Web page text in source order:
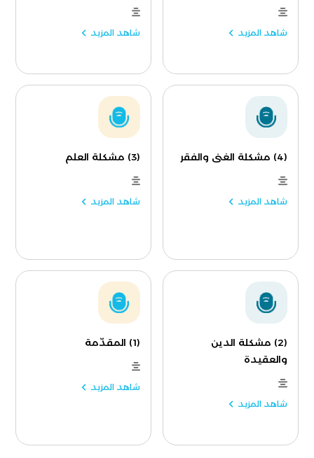
شاهد المزيد شاهد المزيد
(4) مشكلة الغنى والفقر
شاهد المزيد
(3) مشكلة العلم
شاهد المزيد
(2) مشكلة الدين
والعقيدة
شاهد المزيد
(1) المقدّمة
شاهد المزيد